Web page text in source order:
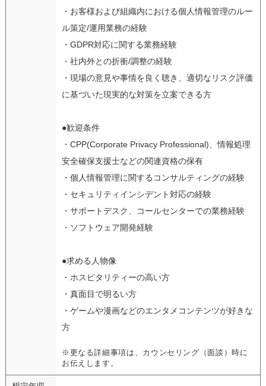
・お客様および組織内における個人情報管理のルー
ル策定/運用業務の経験
・GDPR対応に関する業務経験
・社内外との折衝/調整の経験
・現場の意見や事情を良く聴き、適切なリスク評価
に基づいた現実的な対策を立案できる方
●歓迎条件
・CPP(Corporate Privacy Professional)、情報処理
安全確保支援士などの関連資格の保有
・個人情報管理に関するコンサルティングの経験
・セキュリティインシデント対応の経験
・サポートデスク、コールセンターでの業務経験
・ソフトウェア開発経験
●求める人物像
・ホスピタリティーの高い方
・真面目で明るい方
・ゲームや漫画などのエンタメコンテンツが好きな
方
※更なる詳細事項は、カウンセリング（面談）時に
お伝えします。